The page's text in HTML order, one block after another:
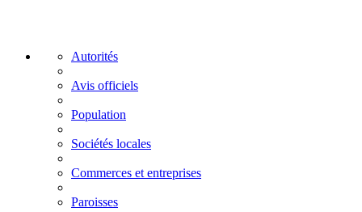
Autorités
Avis officiels
Population
Sociétés locales
Commerces et entreprises
Paroisses